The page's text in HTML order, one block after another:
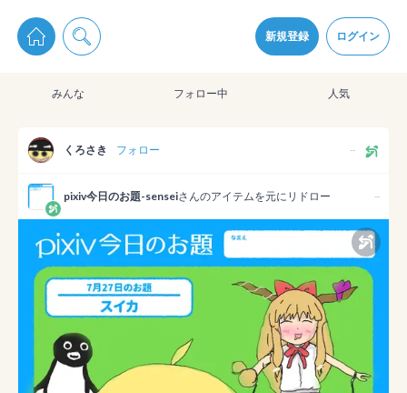
新規登録 ログイン
pixiv Sketchは2024年5月28日付で プライパシーポリシーを改定しました。
通知を受け取るにはここをクリックします
pixiv Sketchアプリでさらに快適に！
みんな フォロー中 人気
くろさき フォロー --
pixiv今日のお題-senseiさんのアイテムを元にリドロー --